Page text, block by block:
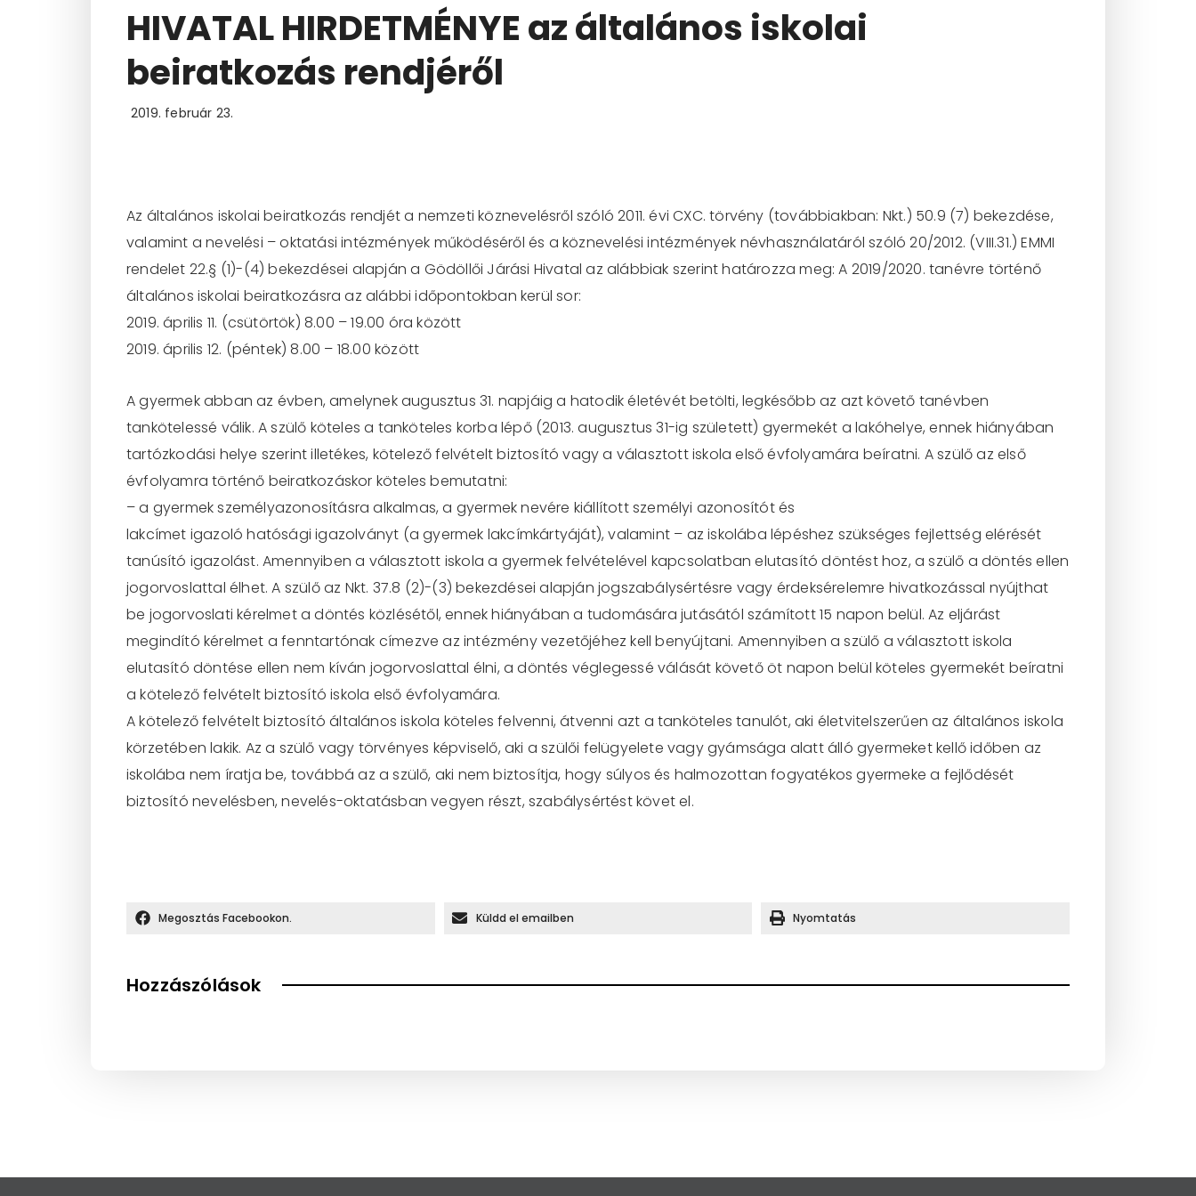
HIVATAL HIRDETMÉNYE az általános iskolai
beiratkozás rendjéről
2019. február 23.
Az általános iskolai beiratkozás rendjét a nemzeti köznevelésről szóló 2011. évi CXC. törvény (továbbiakban: Nkt.) 50.9 (7) bekezdése,
valamint a nevelési – oktatási intézmények működéséről és a köznevelési intézmények névhasználatáról szóló 20/2012. (VIII.31.) EMMI
rendelet 22.§ (1)-(4) bekezdései alapján a Gödöllői Járási Hivatal az alábbiak szerint határozza meg: A 2019/2020. tanévre történő
általános iskolai beiratkozásra az alábbi időpontokban kerül sor:
2019. április 11. (csütörtök) 8.00 – 19.00 óra között
2019. április 12. (péntek) 8.00 – 18.00 között
A gyermek abban az évben, amelynek augusztus 31. napjáig a hatodik életévét betölti, legkésőbb az azt követő tanévben
tankötelessé válik. A szülő köteles a tanköteles korba lépő (2013. augusztus 31-ig született) gyermekét a lakóhelye, ennek hiányában
tartózkodási helye szerint illetékes, kötelező felvételt biztosító vagy a választott iskola első évfolyamára beíratni. A szülő az első
évfolyamra történő beiratkozáskor köteles bemutatni:
– a gyermek személyazonosításra alkalmas, a gyermek nevére kiállított személyi azonosítót és
lakcímet igazoló hatósági igazolványt (a gyermek lakcímkártyáját), valamint – az iskolába lépéshez szükséges fejlettség elérését
tanúsító igazolást. Amennyiben a választott iskola a gyermek felvételével kapcsolatban elutasító döntést hoz, a szülő a döntés ellen
jogorvoslattal élhet. A szülő az Nkt. 37.8 (2)-(3) bekezdései alapján jogszabálysértésre vagy érdeksérelemre hivatkozással nyújthat
be jogorvoslati kérelmet a döntés közlésétől, ennek hiányában a tudomására jutásától számított 15 napon belül. Az eljárást
megindító kérelmet a fenntartónak címezve az intézmény vezetőjéhez kell benyújtani. Amennyiben a szülő a választott iskola
elutasító döntése ellen nem kíván jogorvoslattal élni, a döntés véglegessé válását követő öt napon belül köteles gyermekét beíratni
a kötelező felvételt biztosító iskola első évfolyamára.
A kötelező felvételt biztosító általános iskola köteles felvenni, átvenni azt a tanköteles tanulót, aki életvitelszerűen az általános iskola
körzetében lakik. Az a szülő vagy törvényes képviselő, aki a szülői felügyelete vagy gyámsága alatt álló gyermeket kellő időben az
iskolába nem íratja be, továbbá az a szülő, aki nem biztosítja, hogy súlyos és halmozottan fogyatékos gyermeke a fejlődését
biztosító nevelésben, nevelés-oktatásban vegyen részt, szabálysértést követ el.
Megosztás Facebookon. Küldd el emailben Nyomtatás
Hozzászólások